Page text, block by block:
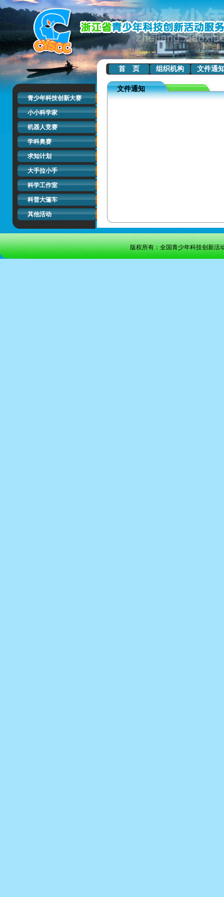
首 页 组织机构 文件通
青少年科技创新大赛
小小科学家
机器人竞赛
学科奥赛
求知计划
大手拉小手
科学工作室
科普大篷车
其他活动
文件通知
版权所有：全国青少年科技创新